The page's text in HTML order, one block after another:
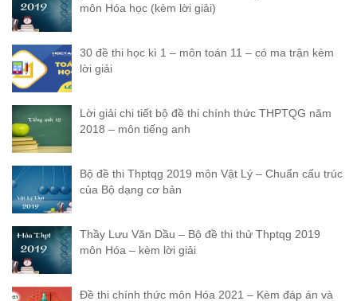
môn Hóa học (kèm lời giải)
30 đề thi học kì 1 – môn toán 11 – có ma trận kèm
lời giải
Lời giải chi tiết bộ đề thi chính thức THPTQG năm
2018 – môn tiếng anh
Bộ đề thi Thptqg 2019 môn Vật Lý – Chuẩn cấu trúc
của Bộ dạng cơ bản
Thầy Lưu Văn Dầu – Bộ đề thi thử Thptqg 2019
môn Hóa – kèm lời giải
Đề thi chính thức môn Hóa 2021 – Kèm đáp án và